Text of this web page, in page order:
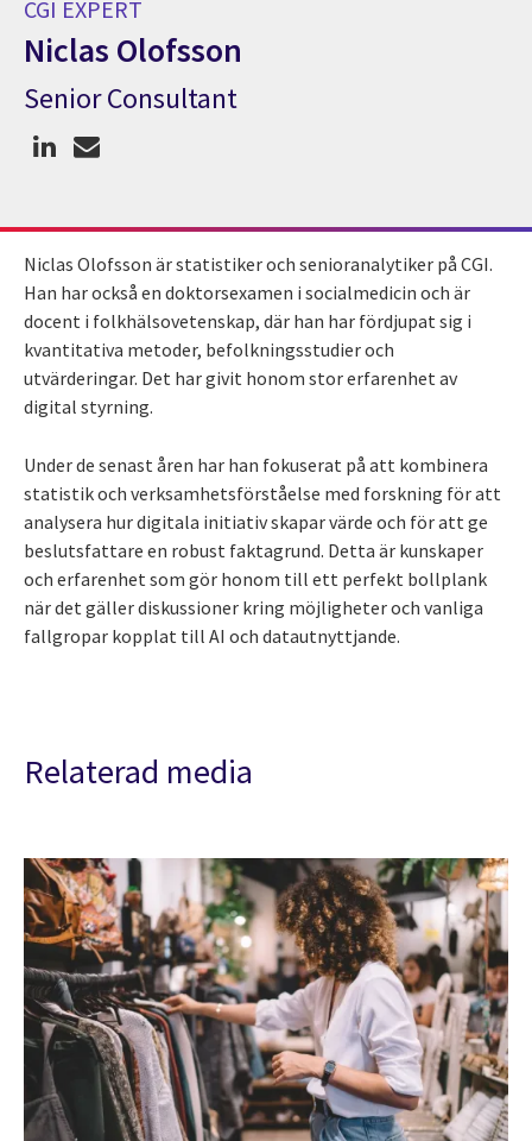
CGI EXPERT
Niclas Olofsson
CGI Expert Niclas Olofsson
Senior Consultant
Niclas Olofsson är statistiker och senioranalytiker på CGI.
Han har också en doktorsexamen i socialmedicin och är
docent i folkhälsovetenskap, där han har fördjupat sig i
kvantitativa metoder, befolkningsstudier och
utvärderingar. Det har givit honom stor erfarenhet av
digital styrning.
Under de senast åren har han fokuserat på att kombinera
statistik och verksamhetsförståelse med forskning för att
analysera hur digitala initiativ skapar värde och för att ge
beslutsfattare en robust faktagrund. Detta är kunskaper
och erfarenhet som gör honom till ett perfekt bollplank
när det gäller diskussioner kring möjligheter och vanliga
fallgropar kopplat till AI och datautnyttjande.
Relaterad media